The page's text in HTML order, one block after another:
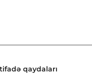
qaydaları